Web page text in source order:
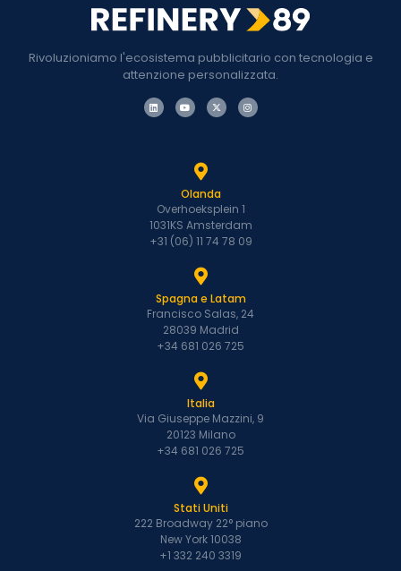
Rivoluzioniamo l'ecosistema pubblicitario con tecnologia e
attenzione personalizzata.
Olanda
Overhoeksplein 1
1031KS Amsterdam
+31 (06) 11 74 78 09
Spagna e Latam
Francisco Salas, 24
28039 Madrid
+34 681 026 725
Italia
Via Giuseppe Mazzini, 9
20123 Milano
+34 681 026 725
Stati Uniti
222 Broadway 22° piano
New York 10038
+1 332 240 3319